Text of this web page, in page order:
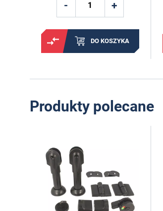
DO KOSZYKA
Produkty polecane